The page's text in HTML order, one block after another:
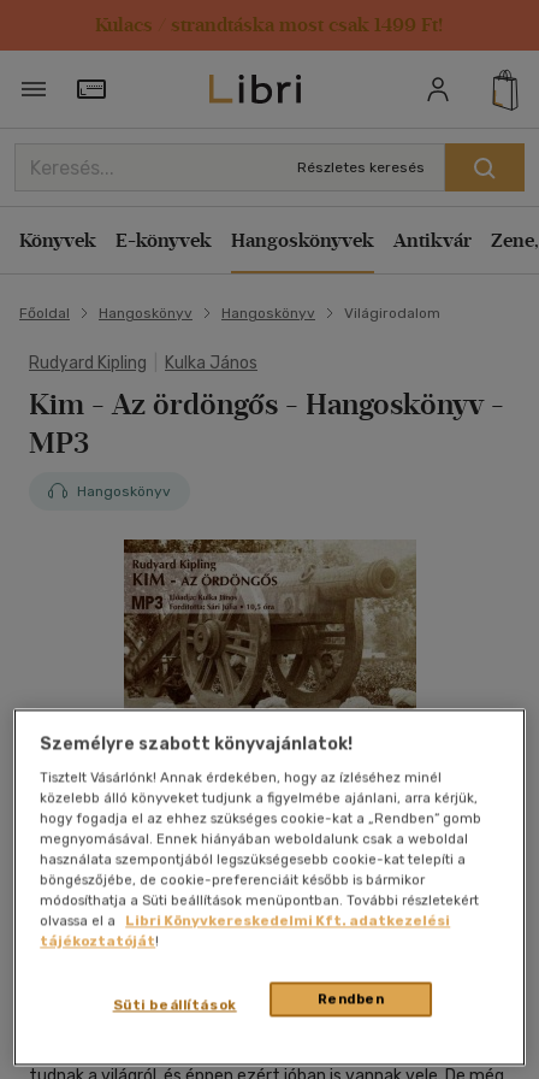
Kulacs / strandtáska most csak 1499 Ft!
Törzsvásárlói Kártya adatai
Részletes keresés
Könyvek E-könyvek Hangoskönyvek Antikvár
Főoldal Hangoskönyv Hangoskönyv Világirodalom
Rudyard Kipling Kulka János
Kim - Az ördöngős - Hangoskönyv -
MP3
Hangoskönyv
Csak online
Kívánságlistához adom Megosztom
Titis Tanácsadó Kft.|2012 magyar nyelvű|
Személyre szabott könyvajánlatok!
Tisztelt Vásárlónk! Annak érdekében, hogy az ízléséhez minél
közelebb álló könyveket tudjunk a figyelmébe ajánlani, arra kérjük,
hogy fogadja el az ehhez szükséges cookie-kat a „Rendben” gomb
megnyomásával. Ennek hiányában weboldalunk csak a weboldal
használata szempontjából legszükségesebb cookie-kat telepíti a
böngészőjébe, de cookie-preferenciáit később is bármikor
módosíthatja a Süti beállítások menüpontban. További részletekért
olvassa el a
Libri Könyvkereskedelmi Kft. adatkezelési
tájékoztatóját!
Rendben
Süti beállítások